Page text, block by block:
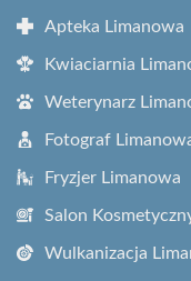
Apteka Limanowa
Kwiaciarnia
Weterynarz
Fotograf
Fryzjer Limanowa
Salon
Wulkanizacja